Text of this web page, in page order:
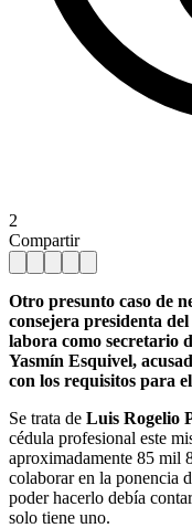
2
Compartir
Otro presunto caso de
consejera presidenta
labora como secretario
Yasmín Esquivel,
con los requisitos para
Se trata de Luis Rogelio
cédula profesional este
aproximadamente 85 mil
colaborar en la ponencia
poder hacerlo debía
solo tiene uno.